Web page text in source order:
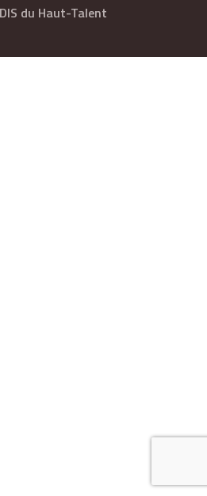
du Haut-Talent